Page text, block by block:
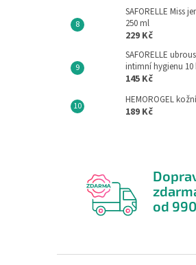
SAFORELLE Miss
250 ml
229 Kč
SAFORELLE
intimní hygienu 10
145 Kč
HEMOROGEL
189 Kč
od